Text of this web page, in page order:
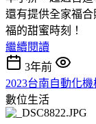
還有提供全家福
福的甜蜜時刻！
繼續閱讀
3年前
2023台南自動化
數位生活